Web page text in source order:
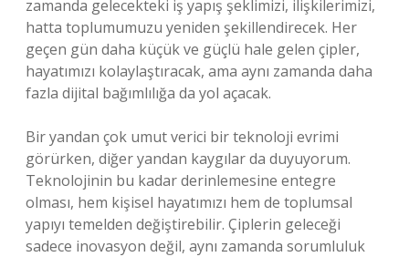
zamanda gelecekteki iş yapış şeklimizi, ilişkilerimizi,
hatta toplumumuzu yeniden şekillendirecek. Her
geçen gün daha küçük ve güçlü hale gelen çipler,
hayatımızı kolaylaştıracak, ama aynı zamanda daha
fazla dijital bağımlılığa da yol açacak.
Bir yandan çok umut verici bir teknoloji evrimi
görürken, diğer yandan kaygılar da duyuyorum.
Teknolojinin bu kadar derinlemesine entegre
olması, hem kişisel hayatımızı hem de toplumsal
yapıyı temelden değiştirebilir. Çiplerin geleceği
sadece inovasyon değil, aynı zamanda sorumluluk